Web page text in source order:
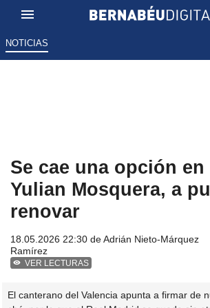
NOTICIAS
Se cae una opción en
Yulian Mosquera, a
renovar
18.05.2026 22:30 deAdrián Nieto-Márquez
Ramírez
VER LECTURAS
El canterano del Valencia apunta a firmar de